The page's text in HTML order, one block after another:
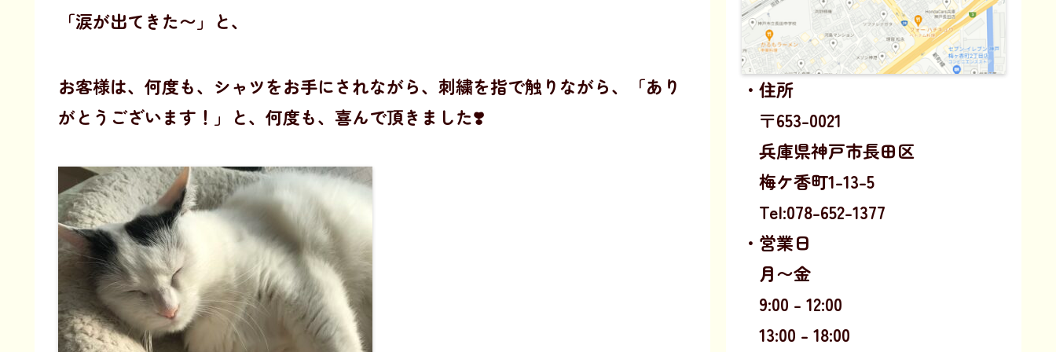
「涙が出てきた〜」と、
お客様は、何度も、シャツをお手にされながら、刺繍を指で触りながら、「あり
がとうございます！」と、何度も、喜んで頂きました❣️
・住所
〒653-0021
兵庫県神戸市長田区
梅ケ香町1-13-5
Tel:078-652-1377
・営業日
月〜金
9:00 - 12:00
13:00 - 18:00